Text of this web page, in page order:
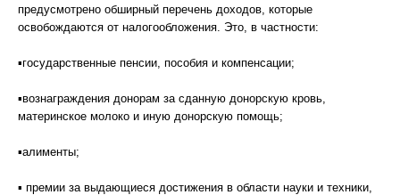
предусмотрено обширный перечень доходов, которые
освобождаются от налогообложения. Это, в частности:
▪государственные пенсии, пособия и компенсации;
▪вознаграждения донорам за сданную донорскую кровь,
материнское молоко и иную донорскую помощь;
▪алименты;
▪ премии за выдающиеся достижения в области науки и техники,